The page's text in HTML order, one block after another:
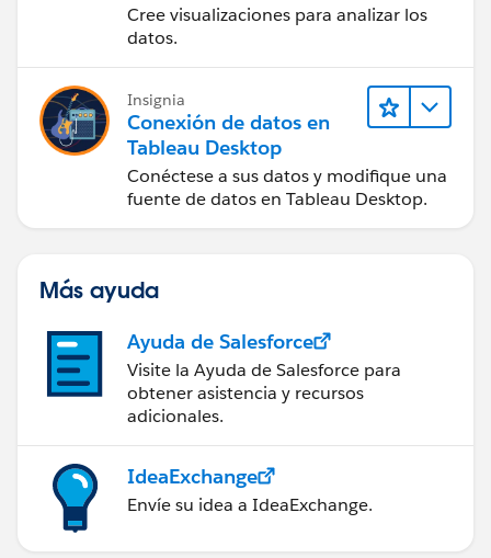
Cree visualizaciones para analizar los
datos.
Insignia
Conexión de datos en
Tableau Desktop
Conéctese a sus datos y modifique una
fuente de datos en Tableau Desktop.
Más ayuda
Ayuda de Salesforce
Visite la Ayuda de Salesforce para
obtener asistencia y recursos
adicionales.
IdeaExchange
Envíe su idea a IdeaExchange.